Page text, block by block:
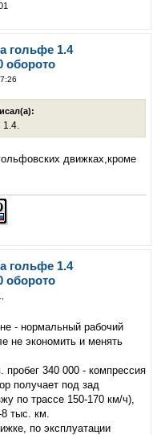
гольфе 1.4
оборото
движках,кроме
гольфе 1.4
оборото
- нормальный рабочий
не экономить и менять
пробег 340 000 - компрессия
получает под зад
по трассе 150-170 км/ч),
тыс. км.
по эксплуатации